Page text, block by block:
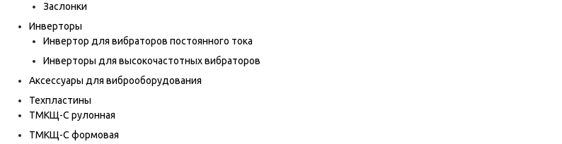
Заслонки
Инверторы
Инвертор для вибраторов постоянного тока
Инверторы для высокочастотных вибраторов
Аксессуары для виброоборудования
Техпластины
ТМКЩ-С рулонная
ТМКЩ-С формовая